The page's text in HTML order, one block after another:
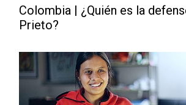
Colombia | ¿Quién es la
Prieto?